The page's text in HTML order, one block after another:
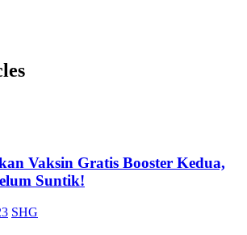
Vaksin Gratis Booster Kedua,
Suntik!
Author
SHG